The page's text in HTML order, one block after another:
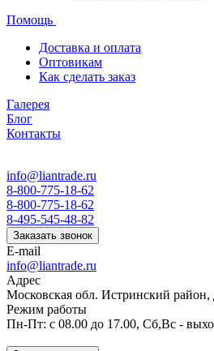
Помощь
Доставка и оплата
Оптовикам
Как сделать заказ
Галерея
Блог
Контакты
info@liantrade.ru
8-800-775-18-62
8-800-775-18-62
8-495-545-48-82
Заказать звонок
E-mail
info@liantrade.ru
Адрес
Московская обл. Истринский район,
Режим работы
Пн-Пт: c 08.00 до 17.00, Cб,Вс -